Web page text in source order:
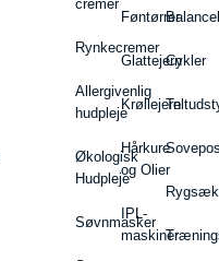
cremer
Rynkecremer
Allergivenlig
hudpleje
Økologisk
Hudpleje
Søvnmasker
Føntørrer
Glattejern
Krøllejern
Hårkure
og Olier
IPL-
maskiner
Cykler